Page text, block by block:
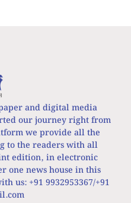
and digital media
our journey right from
we provide all the
to the readers with all
edition, in electronic
one news house in this
us: +91 9932953367/+91